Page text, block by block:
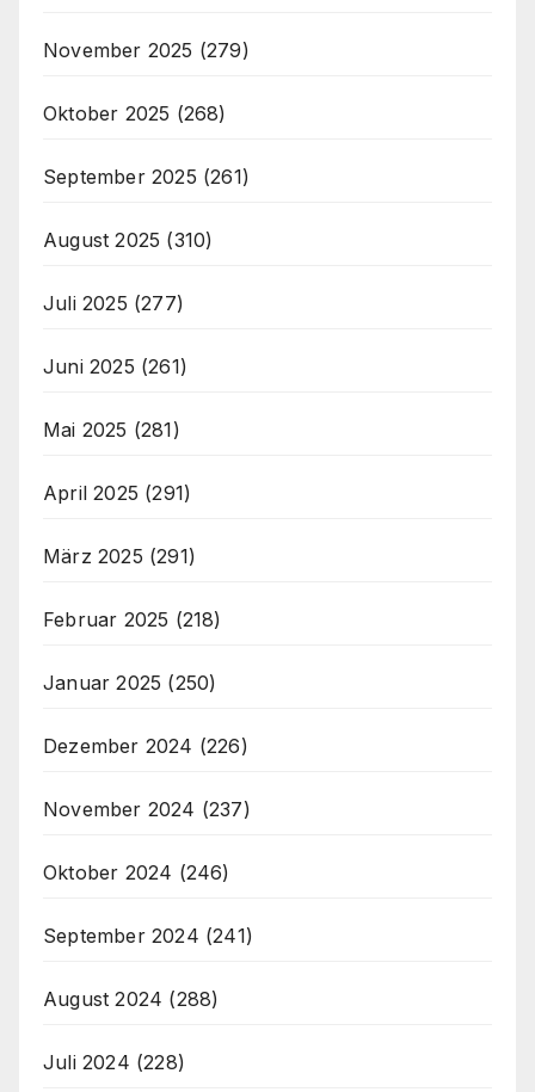
November 2025 (279)
Oktober 2025 (268)
September 2025 (261)
August 2025 (310)
Juli 2025 (277)
Juni 2025 (261)
Mai 2025 (281)
April 2025 (291)
März 2025 (291)
Februar 2025 (218)
Januar 2025 (250)
Dezember 2024 (226)
November 2024 (237)
Oktober 2024 (246)
September 2024 (241)
August 2024 (288)
Juli 2024 (228)